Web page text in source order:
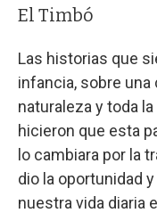
El Timbó
Las historias que
infancia, sobre
naturaleza y toda
hicieron que esta
lo cambiara por la
dio la oportunidad
nuestra vida diaria